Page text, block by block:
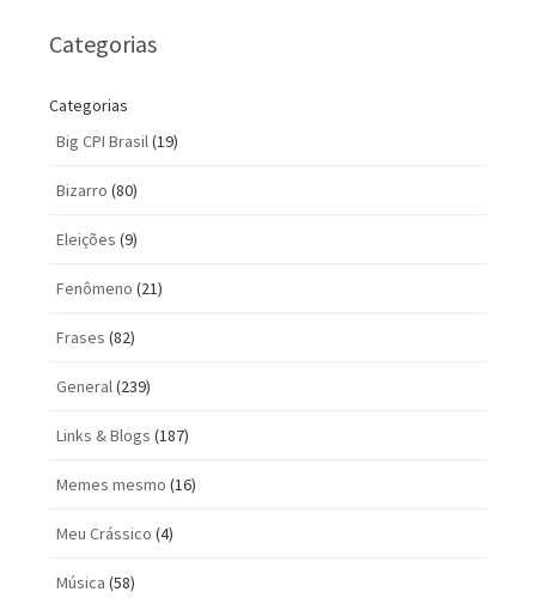
Categorias
Categorias
Big CPI Brasil(19)
Bizarro (80)
Eleições (9)
Fenômeno (21)
Frases (82)
General(239)
Links & Blogs (187)
Memes mesmo (16)
Meu Crássico (4)
Música (58)